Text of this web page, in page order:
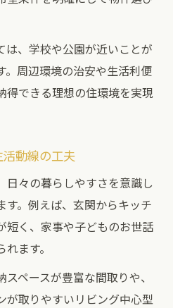
は、学校や公園が近いことが
。周辺環境の治安や生活利便
得できる理想の住環境を実現
動線の工夫
日々の暮らしやすさを意識し
す。例えば、玄関からキッチ
短く、家事や子どものお世話
ます。
ペースが豊富な間取りや、
が取りやすいリビング中心型